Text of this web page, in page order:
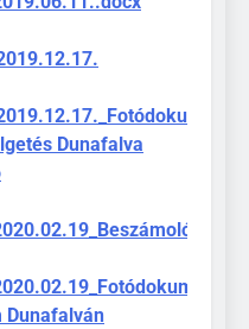
Dunafalva
Dunafalván